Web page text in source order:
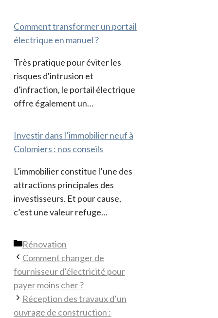
Comment transformer un portail
électrique en manuel ?
Très pratique pour éviter les
risques d'intrusion et
d'infraction, le portail électrique
offre également un…
Investir dans l’immobilier neuf à
Colomiers : nos conseils
L’immobilier constitue l’une des
attractions principales des
investisseurs. Et pour cause,
c’est une valeur refuge…
Catégories
Rénovation
Comment changer de
fournisseur d’électricité pour
payer moins cher ?
Réception des travaux d’un
ouvrage de construction :